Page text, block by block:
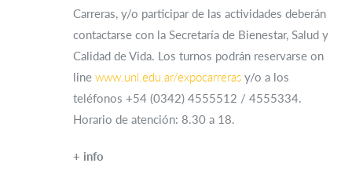
Carreras, y/o participar de las actividades deberán
contactarse con la Secretaría de Bienestar, Salud y
Calidad de Vida. Los turnos podrán reservarse on
line www.unl.edu.ar/expocarreras y/o a los
teléfonos +54 (0342) 4555512 / 4555334.
Horario de atención: 8.30 a 18.
+ info